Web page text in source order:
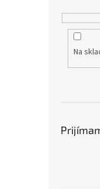
Na